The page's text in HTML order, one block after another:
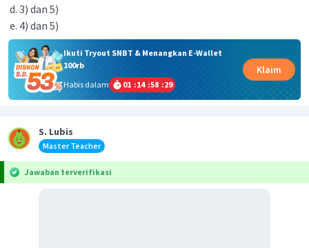
3) dan 5)
4) dan 5)
Ikuti Tryout SNBT & Menangkan E-Wallet
100rb
Habis dalam
01 :14 :58 :29
Klaim
S. Lubis
Master Teacher
Jawaban terverifikasi